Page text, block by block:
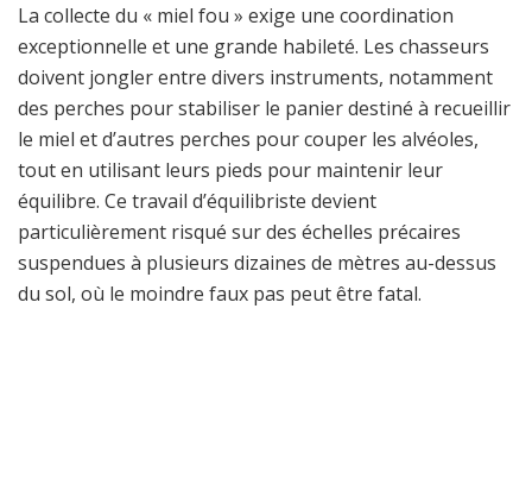
La collecte du « miel fou » exige une coordination
exceptionnelle et une grande habileté. Les chasseurs
doivent jongler entre divers instruments, notamment
des perches pour stabiliser le panier destiné à recueillir
le miel et d’autres perches pour couper les alvéoles,
tout en utilisant leurs pieds pour maintenir leur
équilibre. Ce travail d’équilibriste devient
particulièrement risqué sur des échelles précaires
suspendues à plusieurs dizaines de mètres au-dessus
du sol, où le moindre faux pas peut être fatal.